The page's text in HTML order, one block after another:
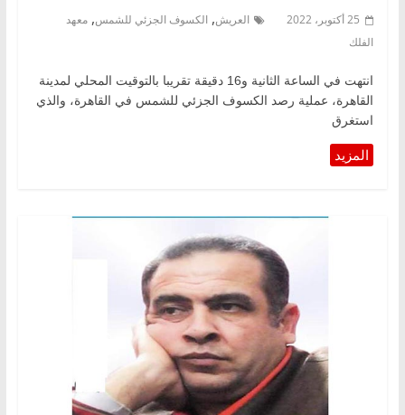
25 أكتوبر، 2022 العريش, الكسوف الجزئي للشمس, معهد
الفلك
انتهت في الساعة الثانية و16 دقيقة تقريبا بالتوقيت المحلي لمدينة
القاهرة، عملية رصد الكسوف الجزئي للشمس في القاهرة، والذي
استغرق